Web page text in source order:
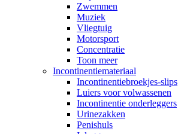
Zwemmen
Muziek
Vliegtuig
Motorsport
Concentratie
Toon meer
Incontinentiemateriaal
Incontinentiebroekjes-slips
Luiers voor volwassenen
Incontinentie onderleggers
Urinezakken
Penishuls